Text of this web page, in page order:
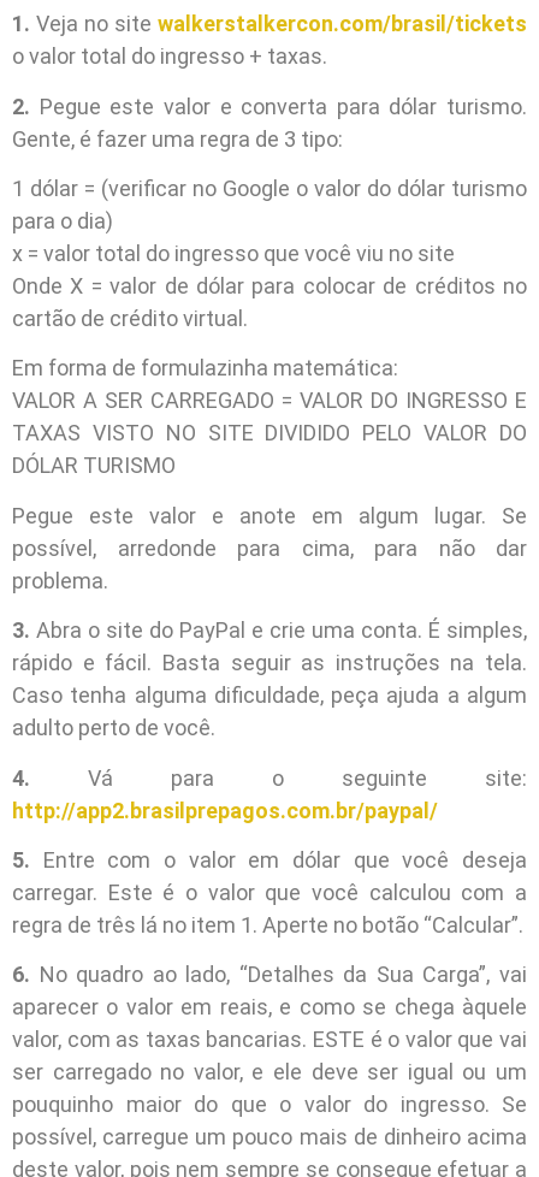
1. Veja no site walkerstalkercon.com/brasil/tickets
o valor total do ingresso + taxas.
2. Pegue este valor e converta para dólar turismo.
Gente, é fazer uma regra de 3 tipo:
1 dólar = (verificar no Google o valor do dólar turismo
para o dia)
x = valor total do ingresso que você viu no site
Onde X = valor de dólar para colocar de créditos no
cartão de crédito virtual.
Em forma de formulazinha matemática:
VALOR A SER CARREGADO = VALOR DO INGRESSO E
TAXAS VISTO NO SITE DIVIDIDO PELO VALOR DO
DÓLAR TURISMO
Pegue este valor e anote em algum lugar. Se
possível, arredonde para cima, para não dar
problema.
3. Abra o site do PayPal e crie uma conta. É simples,
rápido e fácil. Basta seguir as instruções na tela.
Caso tenha alguma dificuldade, peça ajuda a algum
adulto perto de você.
4. Vá para o seguinte site:
http://app2.brasilprepagos.com.br/paypal/
5. Entre com o valor em dólar que você deseja
carregar. Este é o valor que você calculou com a
regra de três lá no item 1. Aperte no botão “Calcular”.
6. No quadro ao lado, “Detalhes da Sua Carga”, vai
aparecer o valor em reais, e como se chega àquele
valor, com as taxas bancarias. ESTE é o valor que vai
ser carregado no valor, e ele deve ser igual ou um
pouquinho maior do que o valor do ingresso. Se
possível, carregue um pouco mais de dinheiro acima
deste valor, pois nem sempre se consegue efetuar a